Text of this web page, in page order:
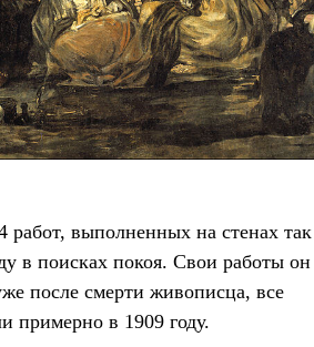
выполненных на стенах так
в поисках покоя. Свои работы
после смерти живописца, все
примерно в 1909 году.